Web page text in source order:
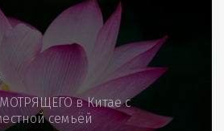
в Китае с
семьёй